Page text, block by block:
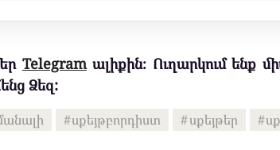
Telegramալիքին։ Ուղարկում ենք
Ձեզ:
սքեյթբորդիստ սքեյթեր